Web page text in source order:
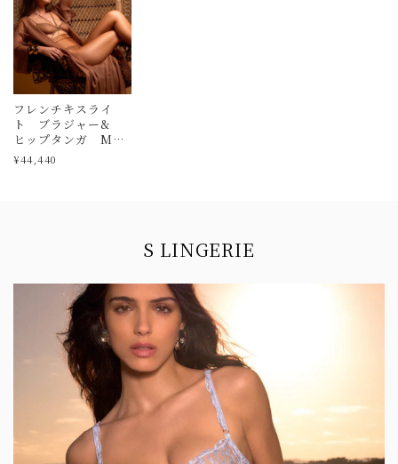
フレンチキスライ
ト ブラジャー&
ヒップタンガ MAI
SON CLOSE
¥44,440
S LINGERIE